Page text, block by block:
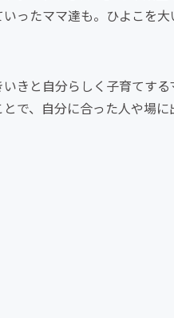
ったママ達も。ひよこを大
きと自分らしく子育てす
で、自分に合った人や場に